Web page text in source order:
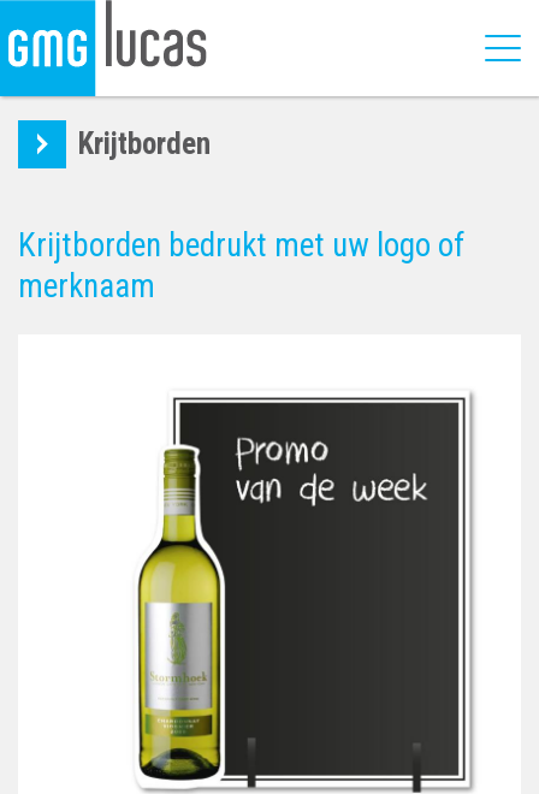
Krijtborden
Krijtborden bedrukt met uw logo of
merknaam